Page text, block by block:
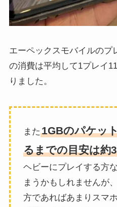
エーペックスモバイルのプ
の消費は平均して1プレイ
りました。
また1GBのパケッ
るまでの目安は約
ヘビーにプレイする方
まうかもしれませんが
方であればあまりスマ